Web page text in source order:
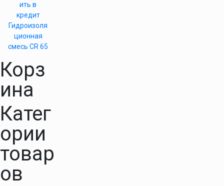
ить в
кредит
Гидроизоля
ционная
смесь CR 65
Корз
ина
Катег
ории
товар
ов